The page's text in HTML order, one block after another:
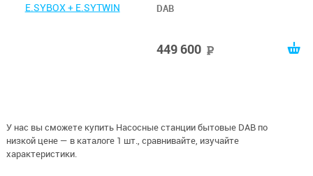
DAB
449 600
У нас вы сможете купить Насосные станции бытовые DAB по
низкой цене — в каталоге 1 шт., сравнивайте, изучайте
характеристики.